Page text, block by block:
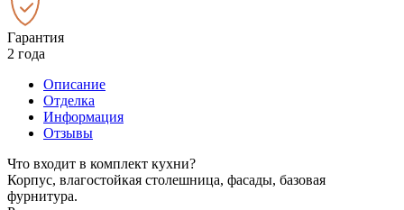
Гарантия
2 года
Описание
Отделка
Информация
Отзывы
Что входит в комплект кухни?
Корпус, влагостойкая столешница, фасады, базовая
фурнитура.